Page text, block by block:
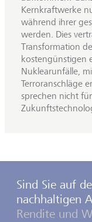
Kernkraftwerke
während ihrer
werden. Dies
Transformation
kostengünstigen
Nuklearunfälle,
Terroranschläge
sprechen nicht
Sind Sie auf
nachhaltigen
Rendite und